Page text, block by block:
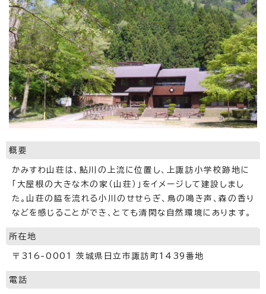
概要
かみすわ山荘は、鮎川の上流に位置し、上諏訪小学校跡地に
「大屋根の大きな木の家（山荘）」をイメージして建設しまし
た。山荘の脇を流れる小川のせせらぎ、鳥の鳴き声、森の香り
などを感じることができ、とても清閑な自然環境にあります。
所在地
〒316-0001 茨城県日立市諏訪町1439番地
電話